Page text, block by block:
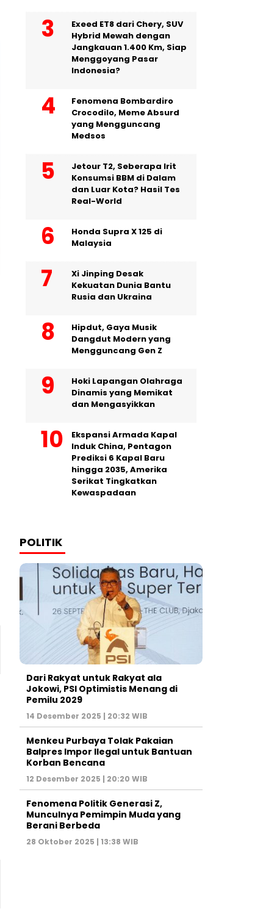
Exeed ET8 dari Chery, SUV
Hybrid Mewah dengan
Jangkauan 1.400 Km, Siap
Menggoyang Pasar
Indonesia?
Fenomena Bombardiro
Crocodilo, Meme Absurd
yang Mengguncang
Medsos
Jetour T2, Seberapa Irit
Konsumsi BBM di Dalam
dan Luar Kota? Hasil Tes
Real-World
Honda Supra X 125 di
Malaysia
Xi Jinping Desak
Kekuatan Dunia Bantu
Rusia dan Ukraina
Hipdut, Gaya Musik
Dangdut Modern yang
Mengguncang Gen Z
Hoki Lapangan Olahraga
Dinamis yang Memikat
dan Mengasyikkan
Ekspansi Armada Kapal
Induk China, Pentagon
Prediksi 6 Kapal Baru
hingga 2035, Amerika
Serikat Tingkatkan
Kewaspadaan
POLITIK
Dari Rakyat untuk Rakyat ala
Jokowi, PSI Optimistis Menang di
Pemilu 2029
14 Desember 2025 | 20:32 WIB
Menkeu Purbaya Tolak Pakaian
Balpres Impor Ilegal untuk Bantuan
Korban Bencana
12 Desember 2025 | 20:20 WIB
Fenomena Politik Generasi Z,
Munculnya Pemimpin Muda yang
Berani Berbeda
28 Oktober 2025 | 13:38 WIB